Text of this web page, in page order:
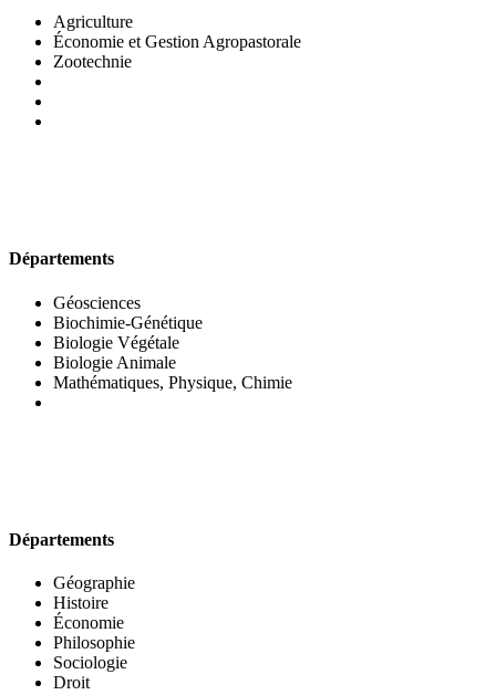
Agriculture
Économie et Gestion Agropastorale
Zootechnie
Départements
Géosciences
Biochimie-Génétique
Biologie Végétale
Biologie Animale
Mathématiques, Physique, Chimie
Départements
Géographie
Histoire
Économie
Philosophie
Sociologie
Droit